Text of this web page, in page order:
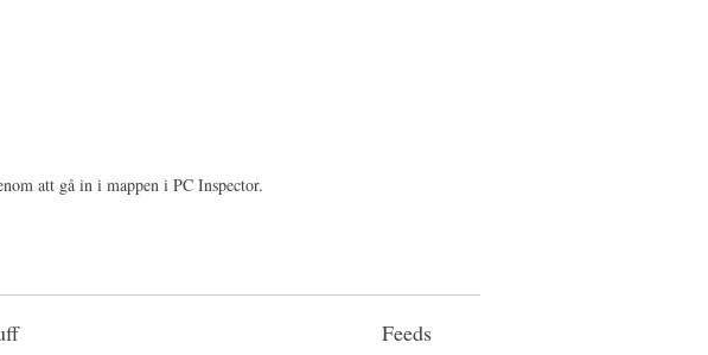
att gå in i mappen i PC Inspector.
Feeds